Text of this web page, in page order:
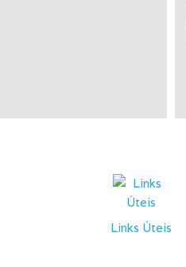
Links Úteis